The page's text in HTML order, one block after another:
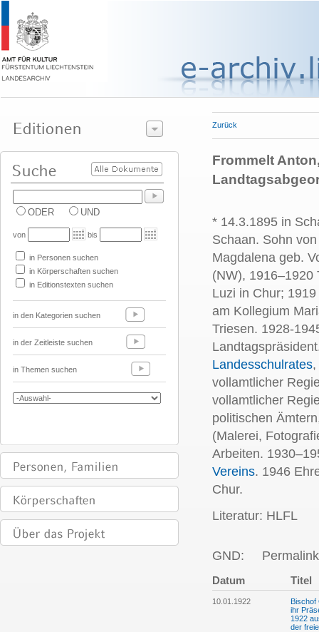
ODER UND
von bis
in Personen suchen
in Körperschaften suchen
in Editionstexten suchen
in den Kategorien suchen
in der Zeitleiste suchen
in Themen suchen
Zurück
Frommelt
* 14.3.1895 in
Schaan. Sohn
Magdalena geb.
(NW), 1916–1920
Luzi in Chur;
am Kollegium
Triesen. 1928-
Landesschulrates
vollamtlicher
vollamtlicher
politischen
(Malerei,
Arbeiten.
Vereins. 1946
Chur.
Literatur: HLFL
GND:
Datum Titel
10.01.1922
Bischof
ihr
1922
der